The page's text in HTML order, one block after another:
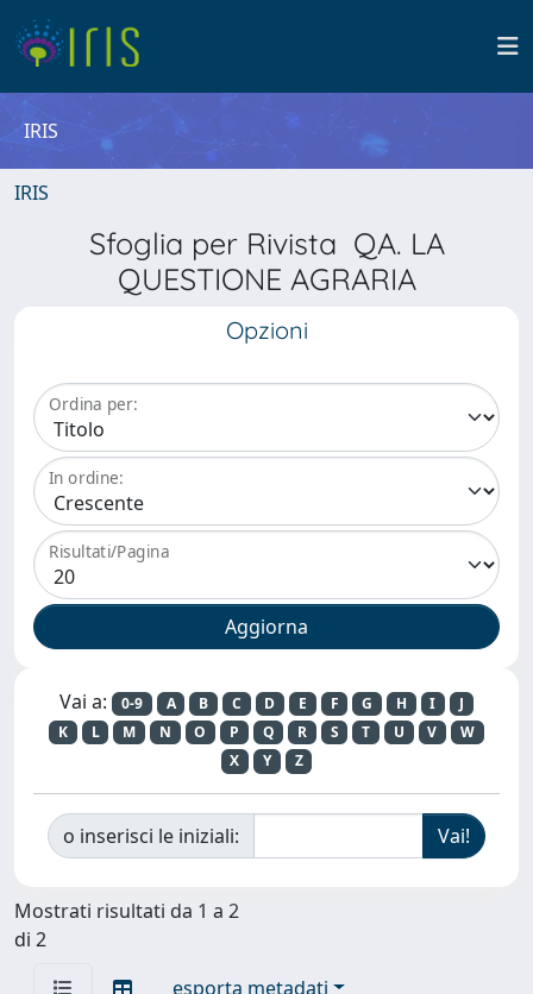
IRIS
IRIS
Sfoglia per Rivista QA. LA
QUESTIONE AGRARIA
Opzioni
Ordina per:
In ordine:
Risultati/Pagina
Vai a: 0-9 A B C D E F G H I
J
K
L M N O P Q R S T U V
W
X
Y Z
o inserisci le iniziali:
Mostrati risultati da 1 a 2
di 2
esporta metadati